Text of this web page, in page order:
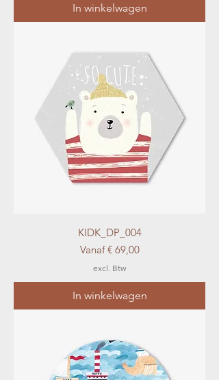
In winkelwagen
KIDK_DP_004
Vanaf€ 69,00
Verkoopprijs
excl. Btw
In winkelwagen